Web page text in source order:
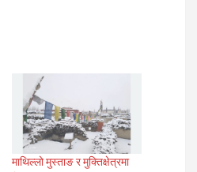
माथिल्लो मुस्ताङ र मुक्तिक्षेत्रमा